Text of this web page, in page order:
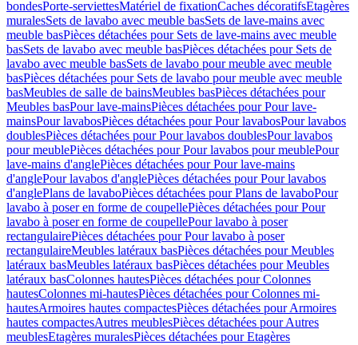
bondesPorte-serviettesMatériel de fixationCaches décoratifsEtagères
muralesSets de lavabo avec meuble basSets de lave-mains avec
meuble basPièces détachées pour Sets de lave-mains avec meuble
basSets de lavabo avec meuble basPièces détachées pour Sets de
lavabo avec meuble basSets de lavabo pour meuble avec meuble
basPièces détachées pour Sets de lavabo pour meuble avec meuble
basMeubles de salle de bainsMeubles basPièces détachées pour
Meubles basPour lave-mainsPièces détachées pour Pour lave-
mainsPour lavabosPièces détachées pour Pour lavabosPour lavabos
doublesPièces détachées pour Pour lavabos doublesPour lavabos
pour meublePièces détachées pour Pour lavabos pour meublePour
lave-mains d'anglePièces détachées pour Pour lave-mains
d'anglePour lavabos d'anglePièces détachées pour Pour lavabos
d'anglePlans de lavaboPièces détachées pour Plans de lavaboPour
lavabo à poser en forme de coupellePièces détachées pour Pour
lavabo à poser en forme de coupellePour lavabo à poser
rectangulairePièces détachées pour Pour lavabo à poser
rectangulaireMeubles latéraux basPièces détachées pour Meubles
latéraux basMeubles latéraux basPièces détachées pour Meubles
latéraux basColonnes hautesPièces détachées pour Colonnes
hautesColonnes mi-hautesPièces détachées pour Colonnes mi-
hautesArmoires hautes compactesPièces détachées pour Armoires
hautes compactesAutres meublesPièces détachées pour Autres
meublesEtagères muralesPièces détachées pour Etagères